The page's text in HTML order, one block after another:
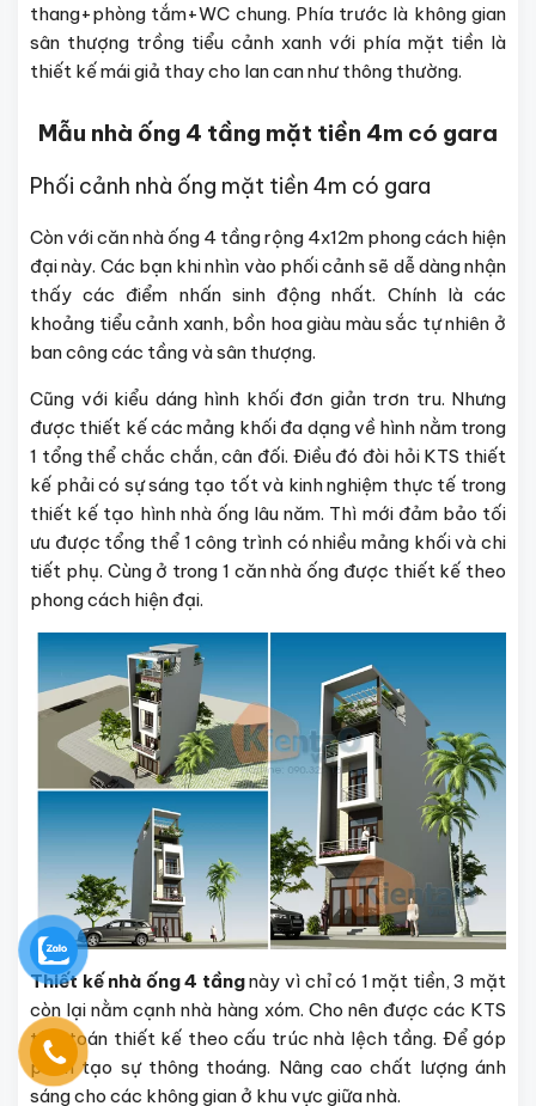
thang+phòng tắm+WC chung. Phía trước là không gian
sân thượng trồng tiểu cảnh xanh với phía mặt tiền là
thiết kế mái giả thay cho lan can như thông thường.
Mẫu nhà ống 4 tầng mặt tiền 4m có gara
Phối cảnh nhà ống mặt tiền 4m có gara
Còn với căn nhà ống 4 tầng rộng 4x12m phong cách hiện
đại này. Các bạn khi nhìn vào phối cảnh sẽ dễ dàng nhận
thấy các điểm nhấn sinh động nhất. Chính là các
khoảng tiểu cảnh xanh, bồn hoa giàu màu sắc tự nhiên ở
ban công các tầng và sân thượng.
Cũng với kiểu dáng hình khối đơn giản trơn tru. Nhưng
được thiết kế các mảng khối đa dạng về hình nằm trong
1 tổng thể chắc chắn, cân đối. Điều đó đòi hỏi KTS thiết
kế phải có sự sáng tạo tốt và kinh nghiệm thực tế trong
thiết kế tạo hình nhà ống lâu năm. Thì mới đảm bảo tối
ưu được tổng thể 1 công trình có nhiều mảng khối và chi
tiết phụ. Cùng ở trong 1 căn nhà ống được thiết kế theo
phong cách hiện đại.
Thiết kế nhà ống 4 tầngnày vì chỉ có 1 mặt tiền, 3 mặt
còn lại nằm cạnh nhà hàng xóm. Cho nên được các KTS
tính toán thiết kế theo cấu trúc nhà lệch tầng. Để góp
phần tạo sự thông thoáng. Nâng cao chất lượng ánh
sáng cho các không gian ở khu vực giữa nhà.